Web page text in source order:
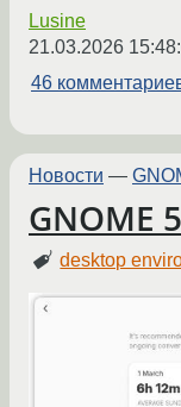
Lusine
21.03.2026
46
Новости —
GNOME
desktop